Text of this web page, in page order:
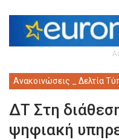
Ανακοινώσεις _ Δελτία
ΔΤ Στη
ψηφιακή